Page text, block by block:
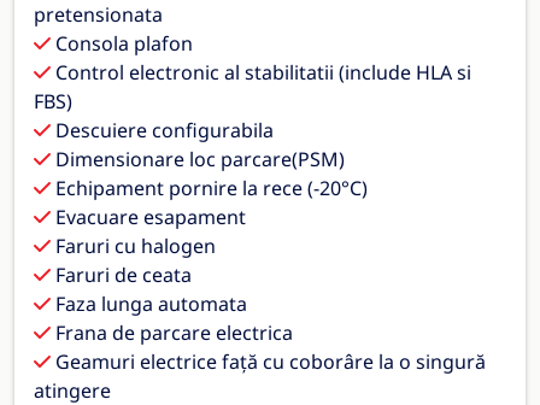
pretensionata
Consola plafon
Control electronic al stabilitatii (include HLA si
FBS)
Descuiere configurabila
Dimensionare loc parcare(PSM)
Echipament pornire la rece (-20°C)
Evacuare esapament
Faruri cu halogen
Faruri de ceata
Faza lunga automata
Frana de parcare electrica
Geamuri electrice faţă cu coborâre la o singură
atingere